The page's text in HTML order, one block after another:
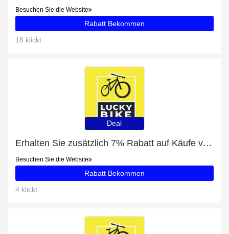
Besuchen Sie die Website
Rabatt Bekommen
18 klickt
Deal
Erhalten Sie zusätzlich 7% Rabatt auf Käufe von Rahmen- & Kettenschutz
Besuchen Sie die Website
Rabatt Bekommen
4 klickt